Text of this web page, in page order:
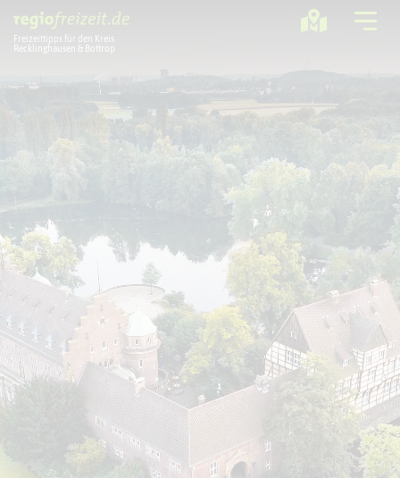
Freizeittipps für den Kreis
Recklinghausen & Bottrop
Ausflugstipps
Sport + Bewegung
Aktuelles
Freizeitregion